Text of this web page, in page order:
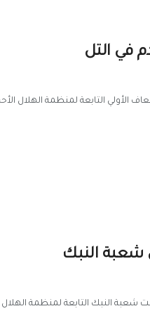
في التل
الأولي التابعة لمنظمة الهلال
شعبة النبك
شعبة النبك التابعة لمنظمة